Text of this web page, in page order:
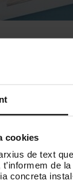
cookies
de text
t’informem de
concreta
en el llibre
Venteo.
la història del